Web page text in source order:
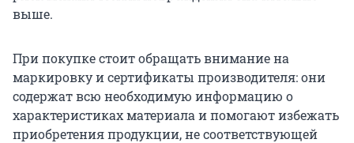
выше.
При покупке стоит обращать внимание на
маркировку и сертификаты производителя: они
содержат всю необходимую информацию о
характеристиках материала и помогают избежать
приобретения продукции, не соответствующей